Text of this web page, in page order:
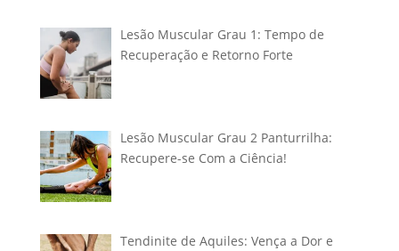
Lesão Muscular Grau 1: Tempo de
Recuperação e Retorno Forte
Lesão Muscular Grau 2 Panturrilha:
Recupere-se Com a Ciência!
Tendinite de Aquiles: Vença a Dor e